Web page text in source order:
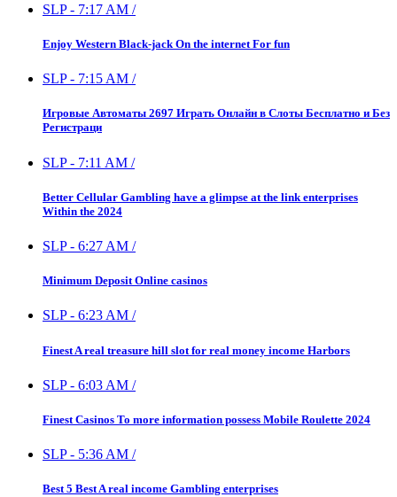
SLP- 7:17 AM /
Enjoy Western Black-jack On the internet For fun
SLP- 7:15 AM /
Игровые Автоматы 2697 Играть Онлайн в Слоты Бесплатно и Без
Регистраци
SLP- 7:11 AM /
Better Cellular Gambling have a glimpse at the link enterprises
Within the 2024
SLP- 6:27 AM /
Minimum Deposit Online casinos
SLP- 6:23 AM /
Finest A real treasure hill slot for real money income Harbors
SLP- 6:03 AM /
Finest Casinos To more information possess Mobile Roulette 2024
SLP- 5:36 AM /
Best 5 Best A real income Gambling enterprises